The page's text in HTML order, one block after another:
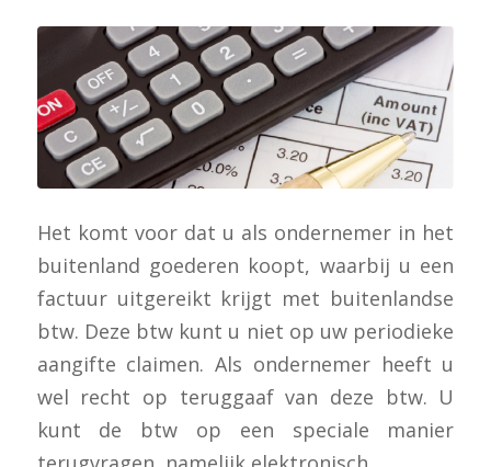
Het komt voor dat u als ondernemer in het
buitenland goederen koopt, waarbij u een
factuur uitgereikt krijgt met buitenlandse
btw. Deze btw kunt u niet op uw periodieke
aangifte claimen. Als ondernemer heeft u
wel recht op teruggaaf van deze btw. U
kunt de btw op een speciale manier